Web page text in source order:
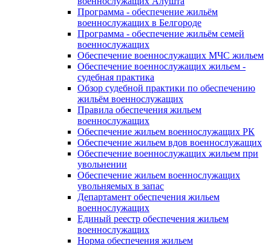
Программа - обеспечение жильём
военнослужащих в Белгороде
Программа - обеспечение жильём семей
военнослужащих
Обеспечение военнослужащих МЧС жильем
Обеспечение военнослужащих жильем -
судебная практика
Обзор судебной практики по обеспечению
жильём военнослужащих
Правила обеспечения жильем
военнослужащих
Обеспечение жильем военнослужащих РК
Обеспечение жильем вдов военнослужащих
Обеспечение военнослужащих жильем при
увольнении
Обеспечение жильем военнослужащих
увольняемых в запас
Департамент обеспечения жильем
военнослужащих
Единый реестр обеспечения жильем
военнослужащих
Норма обеспечения жильем